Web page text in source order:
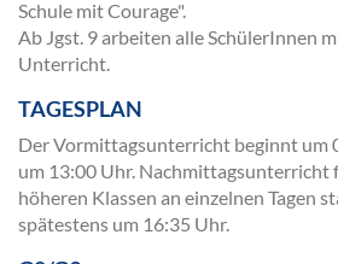
Schule mit Courage".
Ab Jgst. 9 arbeiten alle SchülerInnen
Unterricht.
TAGESPLAN
Der Vormittagsunterricht beginnt um
um 13:00 Uhr. Nachmittagsunterricht
höheren Klassen an einzelnen Tagen
spätestens um 16:35 Uhr.